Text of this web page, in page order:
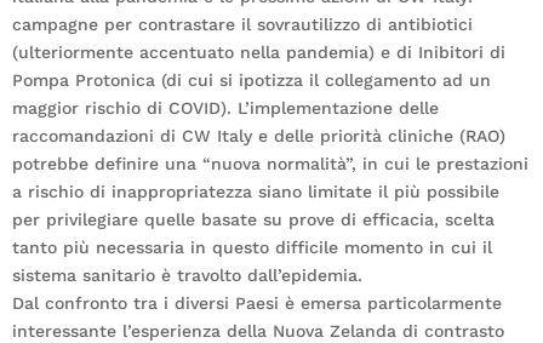
campagne per contrastare il sovrautilizzo di antibiotici
(ulteriormente accentuato nella pandemia) e di Inibitori di
Pompa Protonica (di cui si ipotizza il collegamento ad un
maggior rischio di COVID). L’implementazione delle
raccomandazioni di CW Italy e delle priorità cliniche (RAO)
potrebbe definire una “nuova normalità”, in cui le prestazioni
a rischio di inappropriatezza siano limitate il più possibile
per privilegiare quelle basate su prove di efficacia, scelta
tanto più necessaria in questo difficile momento in cui il
sistema sanitario è travolto dall’epidemia.
Dal confronto tra i diversi Paesi è emersa particolarmente
interessante l’esperienza della Nuova Zelanda di contrasto